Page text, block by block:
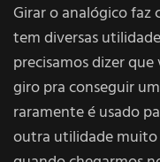
Girar o analógico faz
tem diversas
precisamos dizer
giro pra conseguir
raramente é usado
outra utilidade